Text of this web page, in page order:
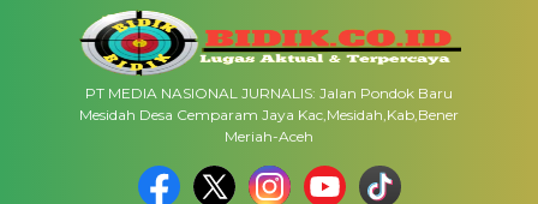
PT MEDIA NASIONAL JURNALIS: Jalan Pondok Baru
Mesidah Desa Cemparam Jaya Kac,Mesidah,Kab,Bener
Meriah-Aceh